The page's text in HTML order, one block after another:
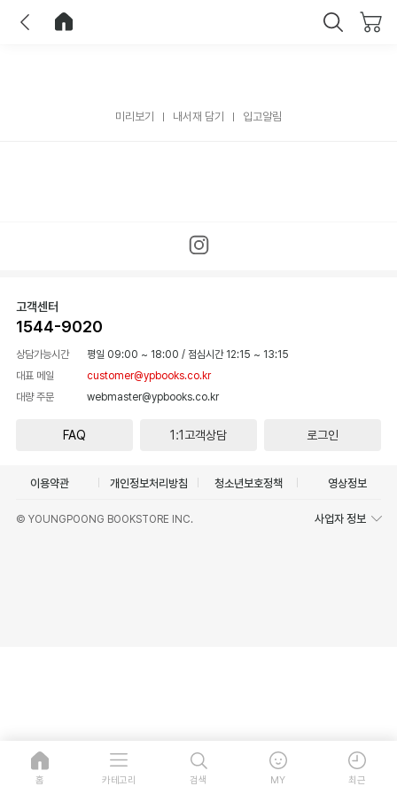
미리보기 내서재 담기 입고알림
고객센터
1544-9020
상담가능시간 평일 09:00 ~ 18:00 / 점심시간 12:15 ~ 13:15
대표 메일
customer@ypbooks.co.kr
대량 주문
webmaster@ypbooks.co.kr
FAQ 1:1고객상담 로그인
이용약관 개인정보처리방침 청소년보호정책 영상정보
© YOUNGPOONG BOOKSTORE INC. 사업자 정보
홈 카테고리 검색 MY 최근